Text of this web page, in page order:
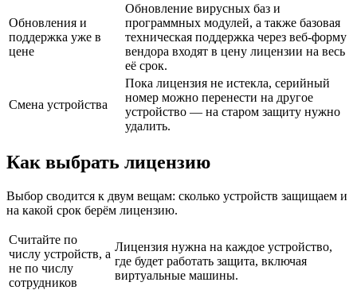
Обновления и
поддержка уже в
цене
Обновление вирусных баз и
программных модулей, а также базовая
техническая поддержка через веб-форму
вендора входят в цену лицензии на весь
её срок.
Смена устройства
Пока лицензия не истекла, серийный
номер можно перенести на другое
устройство — на старом защиту нужно
удалить.
Как выбрать лицензию
Выбор сводится к двум вещам: сколько устройств защищаем и
на какой срок берём лицензию.
Считайте по
числу устройств, а
не по числу
сотрудников
Лицензия нужна на каждое устройство,
где будет работать защита, включая
виртуальные машины.